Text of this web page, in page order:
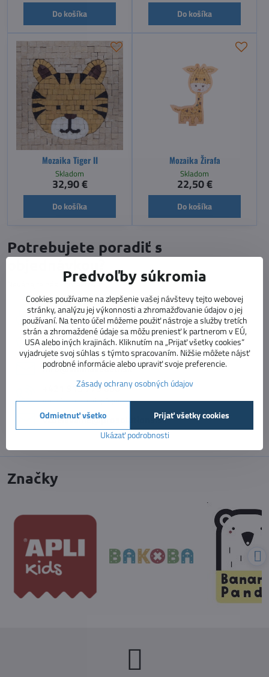
Do košíka Do košíka
Mozaika Tiger II
Skladom
32,90 €
Do košíka
Mozaika Žirafa
Skladom
22,50 €
Do košíka
Potrebujete poradiť s
Neváhajte nás kontaktovať :)
Stav objednávky
+421 918 322 199
e-shop
info​@vnimavedeti​.sk
+421 915 773 060
vzdelávanie pedagógov
vzdelavanie​@prosolutions​.sk
Značky
Predvoľby súkromia
Cookies používame na zlepšenie vašej návštevy tejto webovej
stránky, analýzu jej výkonnosti a zhromažďovanie údajov o jej
používaní. Na tento účel môžeme použiť nástroje a služby tretích
strán a zhromaždené údaje sa môžu preniesť k partnerom v EÚ,
USA alebo iných krajinách. Kliknutím na „Prijať všetky cookies“
vyjadrujete svoj súhlas s týmto spracovaním. Nižšie môžete nájsť
podrobné informácie alebo upraviť svoje preferencie.
Zásady ochrany osobných údajov
Ukázať podrobnosti
Prijať všetky cookies
Odmietnuť všetko